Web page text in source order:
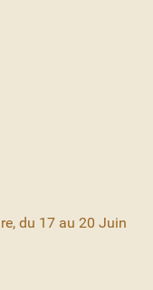
du 17 au 20 Juin